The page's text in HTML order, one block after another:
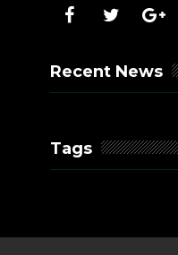
Recent News
Tags